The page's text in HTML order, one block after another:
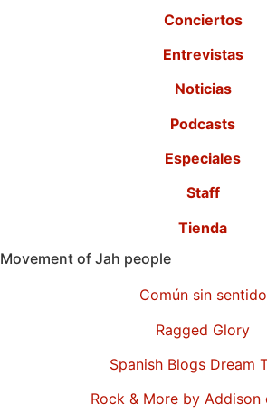
Conciertos
Entrevistas
Noticias
Podcasts
Especiales
Staff
Tienda
Movement of Jah people
Común sin sentido
Ragged Glory
Spanish Blogs Dream
Rock & More by Addison